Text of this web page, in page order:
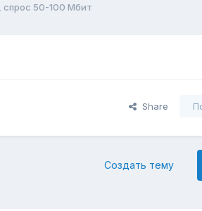
спрос 50-100 Мбит
Share
Создать тему